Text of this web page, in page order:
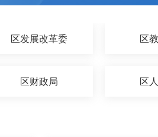
区发展改革委 区
区财政局 区